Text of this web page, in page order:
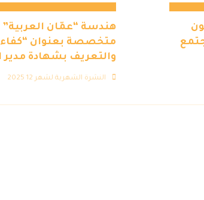
هندسة “عمّان
متخصصة بعنوان
والتعريف بشهادة مدير
النشرة الشهرية لشهر 12 2025